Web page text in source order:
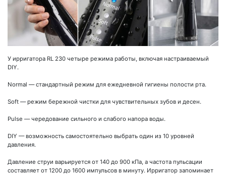
У ирригатора RL 230 четыре режима работы, включая настраиваемый
DIY.
Normal — стандартный режим для ежедневной гигиены полости рта.
Soft — режим бережной чистки для чувствительных зубов и десен.
Pulse — чередование сильного и слабого напора воды.
DIY — возможность самостоятельно выбрать один из 10 уровней
давления.
Давление струи варьируется от 140 до 900 кПа, а частота пульсации
составляет от 1200 до 1600 импульсов в минуту. Ирригатор запоминает